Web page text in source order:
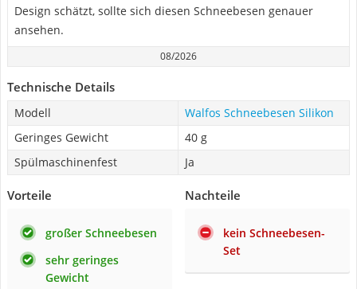
Design schätzt, sollte sich diesen Schneebesen genauer
ansehen.
08/2026
Technische Details
Modell
Walfos Schneebesen Silikon
Geringes Gewicht
40 g
Spülmaschinenfest
Ja
Vorteile
großer Schneebesen
sehr geringes
Gewicht
Nachteile
kein Schneebesen-
Set